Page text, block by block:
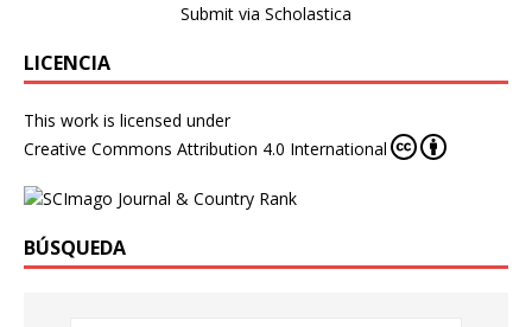
Submit via Scholastica
LICENCIA
This work is licensed under
Creative Commons Attribution 4.0 International
BÚSQUEDA